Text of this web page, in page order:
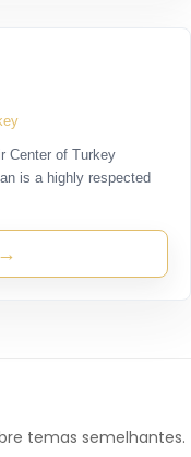
Center of Turkey
is a highly respected
→
temas semelhantes.